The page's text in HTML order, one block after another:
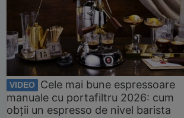
VIDEO
Cele mai bune espressoare
manuale cu portafiltru 2026: cum
obții un espresso de nivel barista